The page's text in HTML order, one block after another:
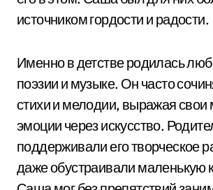
источником гордости и радости.
Именно в детстве родилась
поэзии и музыке. Он часто
стихи и мелодии, выражая свои
эмоции через искусство.
поддерживали его творческое
даже обустраивали маленькую